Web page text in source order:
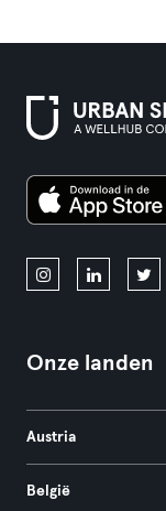
Onze landen
Austria
België